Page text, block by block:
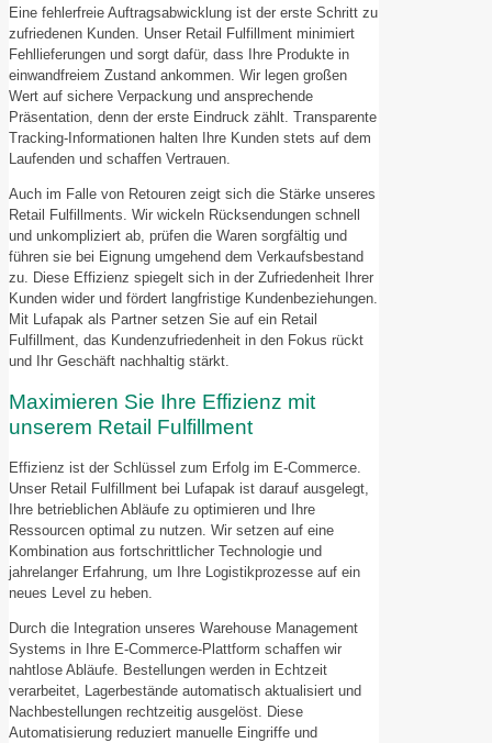
Eine fehlerfreie Auftragsabwicklung ist der erste Schritt zu
zufriedenen Kunden. Unser Retail Fulfillment minimiert
Fehllieferungen und sorgt dafür, dass Ihre Produkte in
einwandfreiem Zustand ankommen. Wir legen großen
Wert auf sichere Verpackung und ansprechende
Präsentation, denn der erste Eindruck zählt. Transparente
Tracking-Informationen halten Ihre Kunden stets auf dem
Laufenden und schaffen Vertrauen.
Auch im Falle von Retouren zeigt sich die Stärke unseres
Retail Fulfillments. Wir wickeln Rücksendungen schnell
und unkompliziert ab, prüfen die Waren sorgfältig und
führen sie bei Eignung umgehend dem Verkaufsbestand
zu. Diese Effizienz spiegelt sich in der Zufriedenheit Ihrer
Kunden wider und fördert langfristige Kundenbeziehungen.
Mit Lufapak als Partner setzen Sie auf ein Retail
Fulfillment, das Kundenzufriedenheit in den Fokus rückt
und Ihr Geschäft nachhaltig stärkt.
Maximieren Sie Ihre Effizienz mit
unserem Retail Fulfillment
Effizienz ist der Schlüssel zum Erfolg im E-Commerce.
Unser Retail Fulfillment bei Lufapak ist darauf ausgelegt,
Ihre betrieblichen Abläufe zu optimieren und Ihre
Ressourcen optimal zu nutzen. Wir setzen auf eine
Kombination aus fortschrittlicher Technologie und
jahrelanger Erfahrung, um Ihre Logistikprozesse auf ein
neues Level zu heben.
Durch die Integration unseres Warehouse Management
Systems in Ihre E-Commerce-Plattform schaffen wir
nahtlose Abläufe. Bestellungen werden in Echtzeit
verarbeitet, Lagerbestände automatisch aktualisiert und
Nachbestellungen rechtzeitig ausgelöst. Diese
Automatisierung reduziert manuelle Eingriffe und